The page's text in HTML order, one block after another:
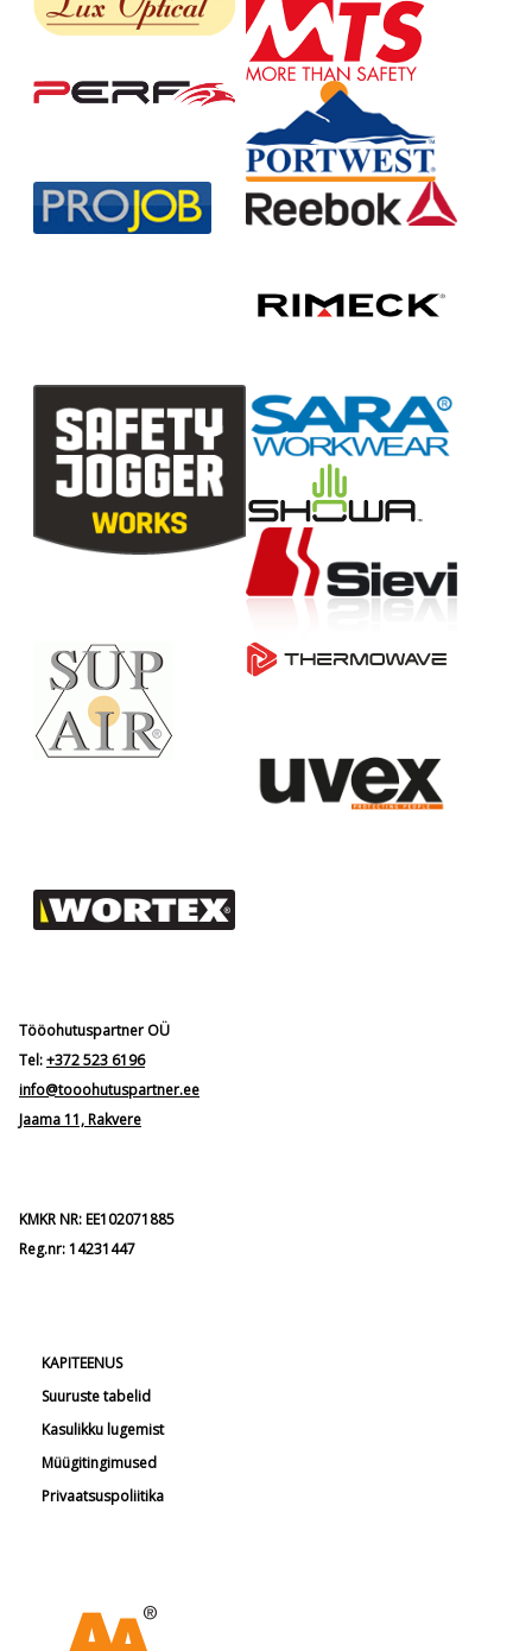
Tööohutuspartner OÜ
Tel:+372 523 6196
info@tooohutuspartner.ee
Jaama 11, Rakvere
KMKR NR: EE102071885
Reg.nr: 14231447
KAPITEENUS
Suuruste tabelid
Kasulikku lugemist
Müügitingimused
Privaatsuspoliitika